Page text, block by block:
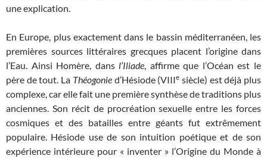
une explication.
En Europe, plus exactement dans le bassin méditerranéen, les
premières sources littéraires grecques placent l’origine dans
l’Eau. Ainsi Homère, dans l’Iliade, affirme que l’Océan est le
père de tout. La Théogonied’Hésiode (VIIIe siècle) est déjà plus
complexe, car elle fait une première synthèse de traditions plus
anciennes. Son récit de procréation sexuelle entre les forces
cosmiques et des batailles entre géants fut extrêmement
populaire. Hésiode use de son intuition poétique et de son
expérience intérieure pour « inventer » l’Origine du Monde à